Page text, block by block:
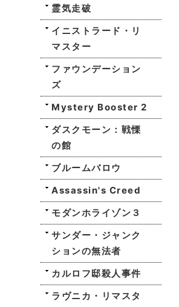
霊気走破
イニストラード・リ
マスター
ファウンデーション
ズ
Mystery Booster 2
ダスクモーン：戦慄
の館
ブルームバロウ
Assassin's Creed
モダンホライゾン３
サンダー・ジャンク
ションの無法者
カルロフ邸殺人事件
ラヴニカ・リマスタ